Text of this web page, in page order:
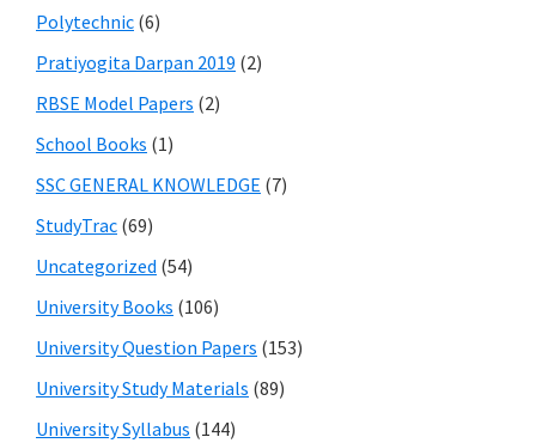
Polytechnic (6)
Pratiyogita Darpan 2019 (2)
RBSE Model Papers (2)
School Books (1)
SSC GENERAL KNOWLEDGE (7)
StudyTrac (69)
Uncategorized (54)
University Books (106)
University Question Papers (153)
University Study Materials (89)
University Syllabus (144)